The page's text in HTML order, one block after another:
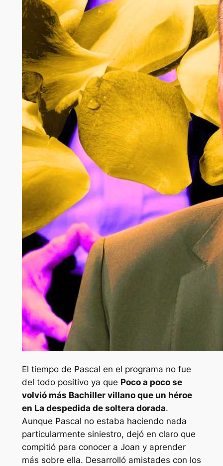
El tiempo de Pascal en el programa no fue
del todo positivo ya que Poco a poco se
volvió más Bachiller villano que un héroe
en La despedida de soltera dorada.
Aunque Pascal no estaba haciendo nada
particularmente siniestro, dejó en claro que
compitió para conocer a Joan y aprender
más sobre ella. Desarrolló amistades con los